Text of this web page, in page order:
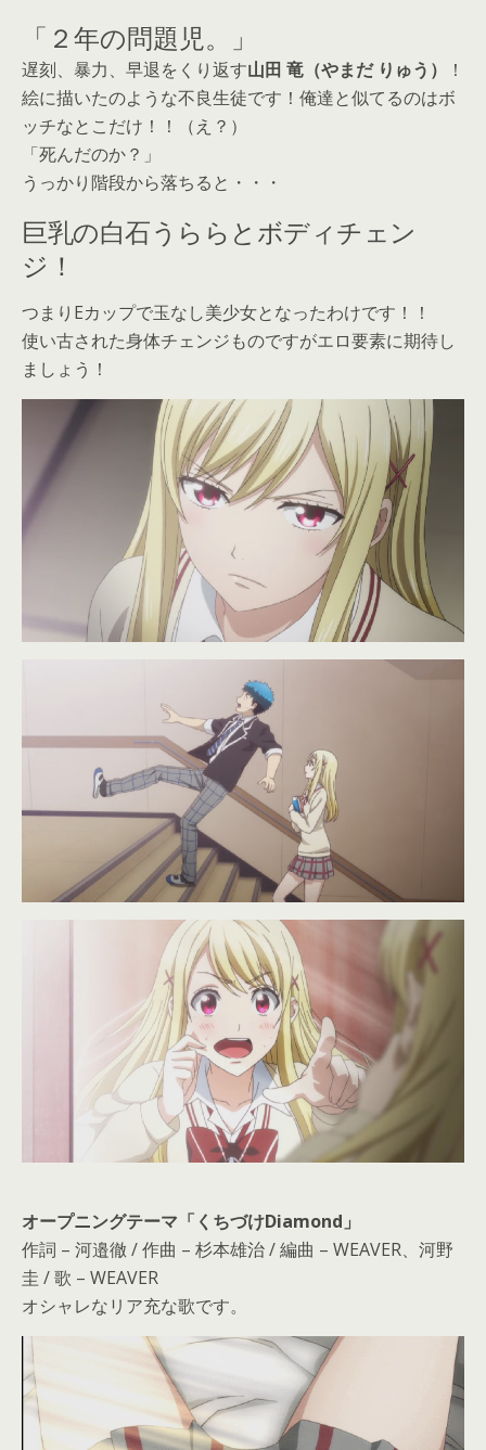
「２年の問題児。」
遅刻、暴力、早退をくり返す山田 竜（やまだ りゅう）
！
絵に描いたのような不良生徒です！俺達と似てるのはボ
ッチなとこだけ！！（え？）
「死んだのか？」
うっかり階段から落ちると・・・
巨乳の白石うららとボディチェン
ジ！
つまりEカップで玉なし美少女となったわけです！！
使い古された身体チェンジものですがエロ要素に期待し
ましょう！
オープニングテーマ「くちづけDiamond」
作詞 – 河邉徹 / 作曲 – 杉本雄治 / 編曲 – WEAVER、河野
圭 / 歌 – WEAVER
オシャレなリア充な歌です。